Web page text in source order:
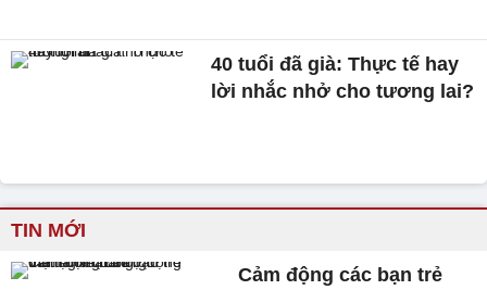
40 tuổi đã già: Thực tế hay
lời nhắc nhở cho tương lai?
TIN MỚI
Cảm động các bạn trẻ